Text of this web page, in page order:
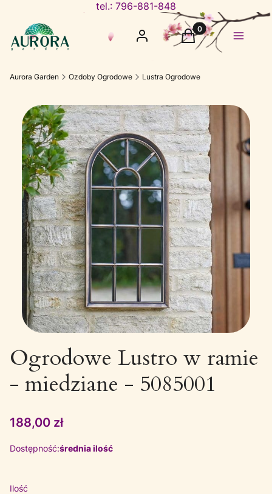
tel.: 796-881-848
Zaloguj się Produkty w
Koszyk Menu
Aurora Garden Ozdoby Ogrodowe Lustra Ogrodowe
Ogrodowe Lustro w ramie
- miedziane - 5085001
Cena
188,00 zł
Dostępność:średnia ilość
Ilość